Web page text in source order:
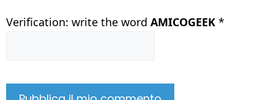
Verification: write the word AMICOGEEK *